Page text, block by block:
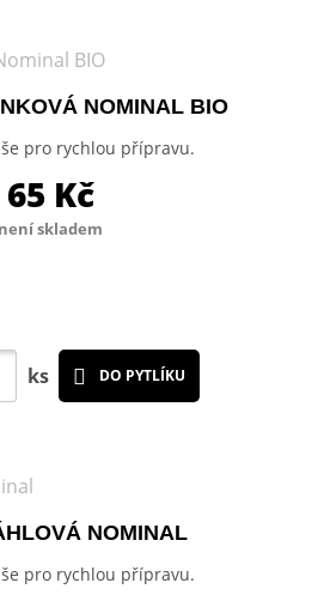
NOMINAL BIO
pro rychlou přípravu.
65 Kč
není skladem
ks DO PYTLÍKU
NOMINAL
pro rychlou přípravu.